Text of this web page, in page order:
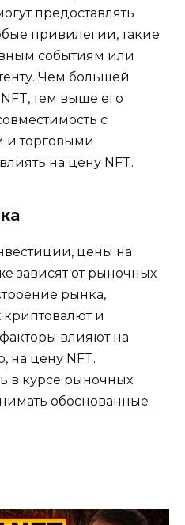
предоставлять
привилегии, такие
событиям или
Чем большей
тем выше его
с
и торговыми
на цену NFT.
цены на
зависят от рыночных
рынка,
и
влияют на
на цену NFT.
в курсе рыночных
обоснованные